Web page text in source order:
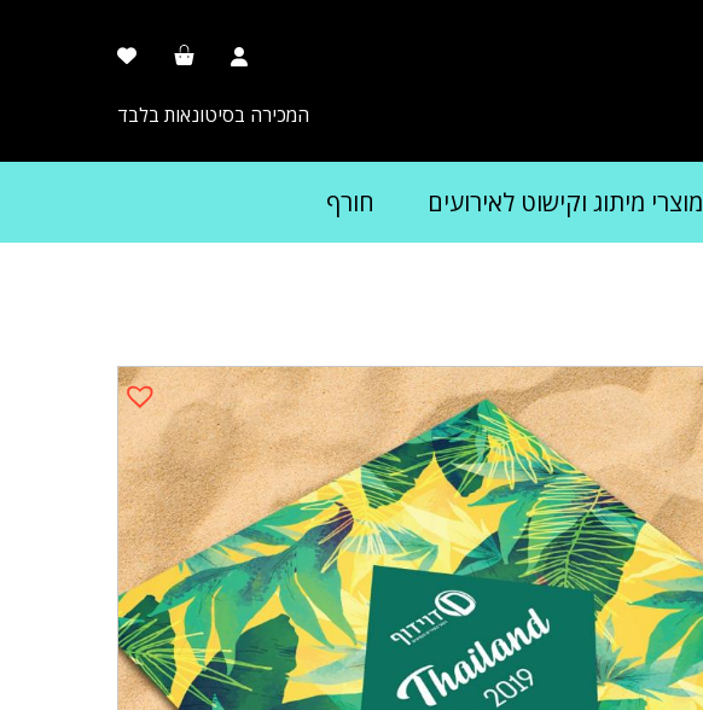
המכירה בסיטונאות בלבד
מוצרי מיתוג וקישוט לאירועים חורף